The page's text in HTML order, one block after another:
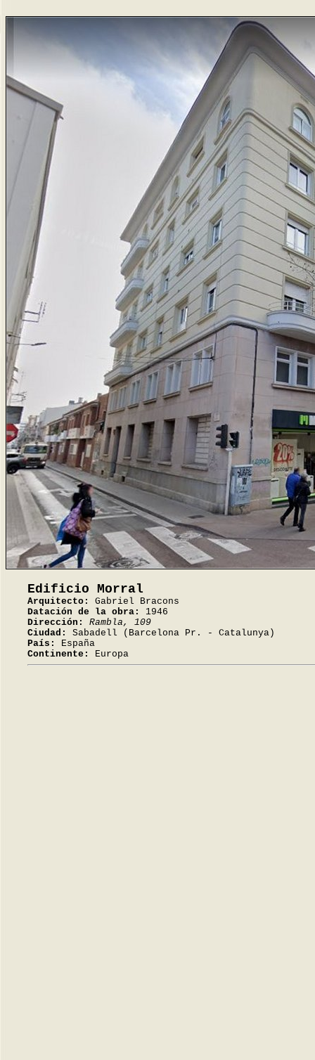
Edificio Morral
Arquitecto:
Gabriel Bracons
Datación de la obra:
1946
Dirección:
Rambla, 109
Ciudad:
Sabadell (Barcelona Pr. - Catalunya)
País:
España
Continente:
Europa